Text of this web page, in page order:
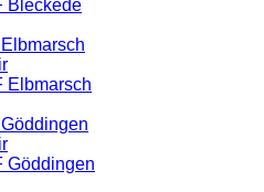
Bleckede
Elbmarsch
Göddingen